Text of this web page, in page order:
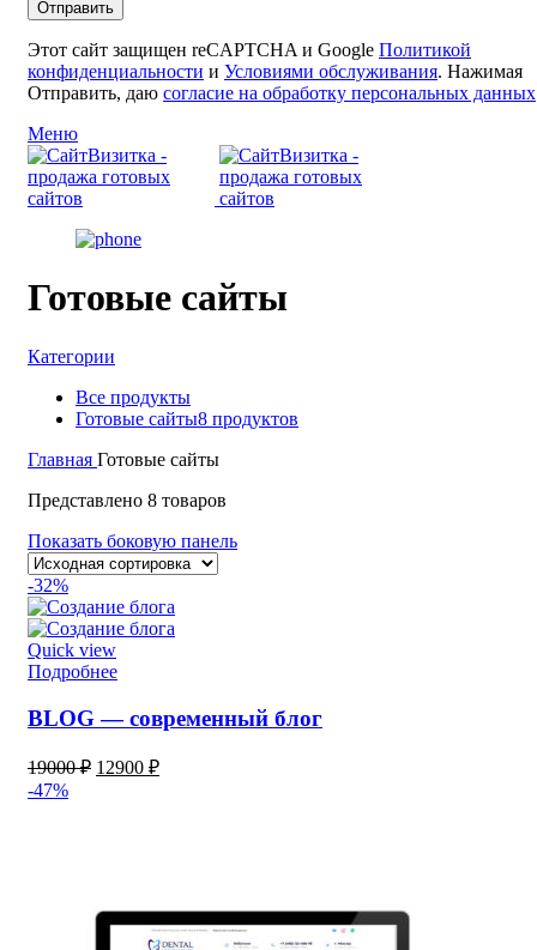
Этот сайт защищен reCAPTCHA и Google Политикой
конфиденциальности и Условиями обслуживания. Нажимая
Отправить, даю согласие на обработку персональных данных
Меню
Готовые сайты
Категории
Все продукты
Готовые сайты8 продуктов
Главная Готовые сайты
Представлено 8 товаров
Показать боковую панель
-32%
Quick view
Подробнее
BLOG — современный блог
19000₽ 12900 ₽
-47%